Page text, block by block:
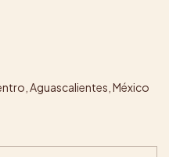
Aguascalientes, México